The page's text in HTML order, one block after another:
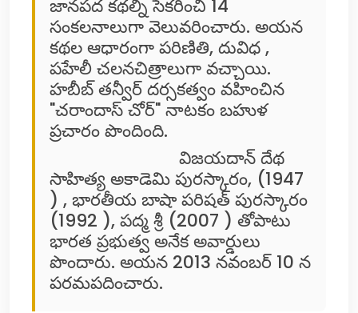
జానపద కథల్ని సేకరించి 14
సంకలనాలుగా వెలువరించారు. అయన
కథల ఆధారంగా పరిణితి, దువిధ ,
పహేలీ చలనచిత్రాలుగా వచ్చాయి.
హబీబ్ తన్వీర్ దర్సకత్వం వహించిన
"చరాందాస్ చోర్" నాటకం బహుళ
ప్రచారం పొందింది.
విజయదాన్ దేథ
సాహిత్య అకాడెమి పురస్కారం, (1947
) , భారతీయ బాషా పరిషత్ పురస్కారం
(1992 ), పద్మ శ్రీ (2007 ) తోపాటు
భారత ప్రభుత్వ అనేక అవార్డులు
పొందారు. అయన 2013 నవంబర్ 10 న
పరమపదించారు.